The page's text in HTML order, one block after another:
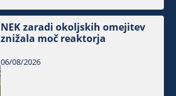
NEK zaradi okoljskih omejitev
znižala moč reaktorja
06/08/2026